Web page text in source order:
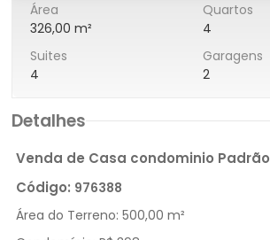
Área
326,00 m²
Quartos
4
Suites
4
Garagens
2
Detalhes
Venda de Casa condominio Padrão
Código: 976388
Área do Terreno: 500,00 m²